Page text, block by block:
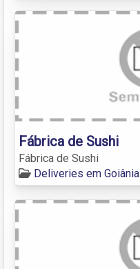
Fábrica de Sushi
Fábrica de Sushi
Deliveries em Goiânia